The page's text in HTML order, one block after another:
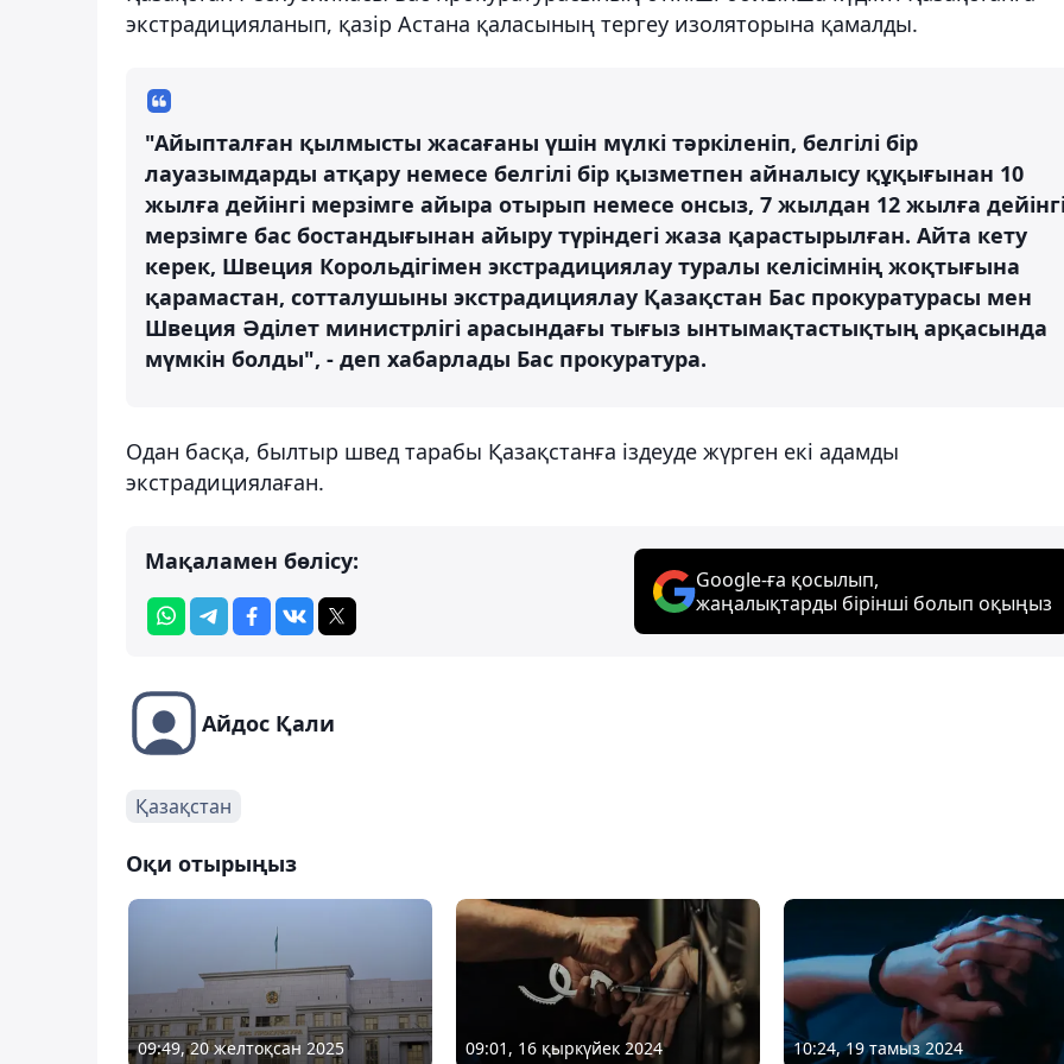
экстрадицияланып, қазір Астана қаласының тергеу изоляторына қамалды.
"Айыпталған қылмысты жасағаны үшін мүлкі тәркіленіп, белгілі бір
лауазымдарды атқару немесе белгілі бір қызметпен айналысу құқығынан 10
жылға дейінгі мерзімге айыра отырып немесе онсыз, 7 жылдан 12 жылға
мерзімге бас бостандығынан айыру түріндегі жаза қарастырылған. Айта кету
керек, Швеция Корольдігімен экстрадициялау туралы келісімнің жоқтығына
қарамастан, сотталушыны экстрадициялау Қазақстан Бас прокуратурасы мен
Швеция Әділет министрлігі арасындағы тығыз ынтымақтастықтың арқасында
мүмкін болды", - деп хабарлады Бас прокуратура.
Одан басқа, былтыр швед тарабы Қазақстанға іздеуде жүрген екі адамды
экстрадициялаған.
Мақаламен бөлісу:
Google-ға қосылып,
жаңалықтарды бірінші болып оқыңыз
Айдос Қали
Қазақстан
Оқи отырыңыз
09:49, 20 желтоқсан 2025 09:01, 16 қыркүйек 2024 10:24, 19 тамыз 2024